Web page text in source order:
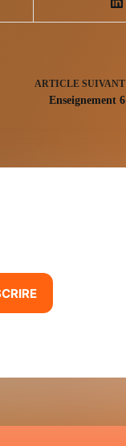
ARTICLESUIVANT
Enseignement 6